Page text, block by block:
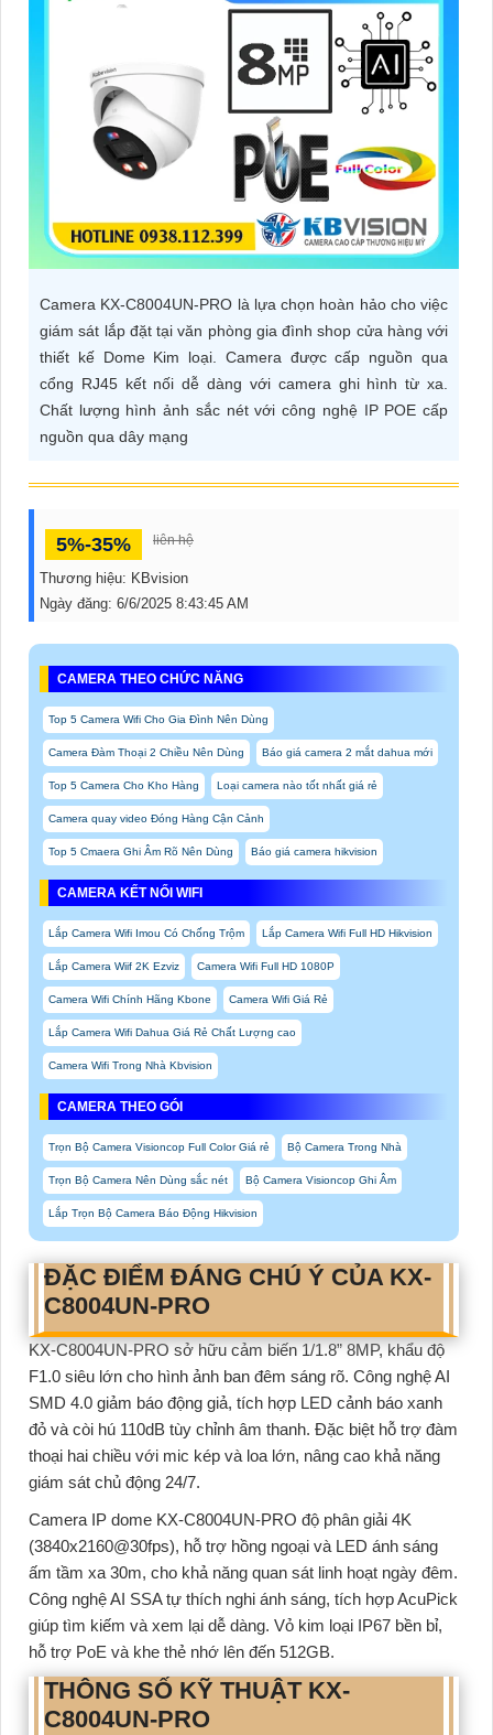
VỤ
Camera KX-C8004UN-PRO là lựa chọn hoàn hảo cho việc
giám sát lắp đặt tại văn phòng gia đình shop cửa hàng với
thiết kế Dome Kim loại. Camera được cấp nguồn qua
cổng RJ45 kết nối dễ dàng với camera ghi hình từ xa.
Chất lượng hình ảnh sắc nét với công nghệ IP POE cấp
nguồn qua dây mạng
5%-35% liên hệ
Thương hiệu: KBvision
Ngày đăng: 6/6/2025 8:43:45 AM
CAMERA THEO CHỨC NĂNG
Top 5 Camera Wifi Cho Gia Đình Nên Dùng
Camera Đàm Thoại 2 Chiều Nên Dùng Báo giá camera 2 mắt dahua mới
Top 5 Camera Cho Kho Hàng Loại camera nào tốt nhất giá rẻ
Camera quay video Đóng Hàng Cận Cảnh
Top 5 Cmaera Ghi Âm Rõ Nên Dùng Báo giá camera hikvision
CAMERA KẾT NỐI WIFI
Lắp Camera Wifi Imou Có Chống Trộm Lắp Camera Wifi Full HD Hikvision
Lắp Camera Wiif 2K Ezviz Camera Wifi Full HD 1080P
Camera Wifi Chính Hãng Kbone Camera Wifi Giá Rẻ
Lắp Camera Wifi Dahua Giá Rẻ Chất Lượng cao
Camera Wifi Trong Nhà Kbvision
CAMERA THEO GÓI
Trọn Bộ Camera Visioncop Full Color Giá rẻ Bộ Camera Trong Nhà
Trọn Bộ Camera Nên Dùng sắc nét Bộ Camera Visioncop Ghi Âm
Lắp Trọn Bộ Camera Báo Động Hikvision
ĐẶC ĐIỂM ĐÁNG CHÚ Ý CỦA KX-
C8004UN-PRO
KX-C8004UN-PROsở hữu cảm biến 1/1.8” 8MP, khẩu độ
F1.0 siêu lớn cho hình ảnh ban đêm sáng rõ. Công nghệ AI
SMD 4.0 giảm báo động giả, tích hợp LED cảnh báo xanh
đỏ và còi hú 110dB tùy chỉnh âm thanh. Đặc biệt hỗ trợ đàm
thoại hai chiều với mic kép và loa lớn, nâng cao khả năng
giám sát chủ động 24/7.
Camera IP dome KX-C8004UN-PRO độ phân giải 4K
(3840x2160@30fps), hỗ trợ hồng ngoại và LED ánh sáng
ấm tầm xa 30m, cho khả năng quan sát linh hoạt ngày đêm.
Công nghệ AI SSA tự thích nghi ánh sáng, tích hợp AcuPick
giúp tìm kiếm và xem lại dễ dàng. Vỏ kim loại IP67 bền bỉ,
hỗ trợ PoE và khe thẻ nhớ lên đến 512GB.
THÔNG SỐ KỸ THUẬT KX-
C8004UN-PRO